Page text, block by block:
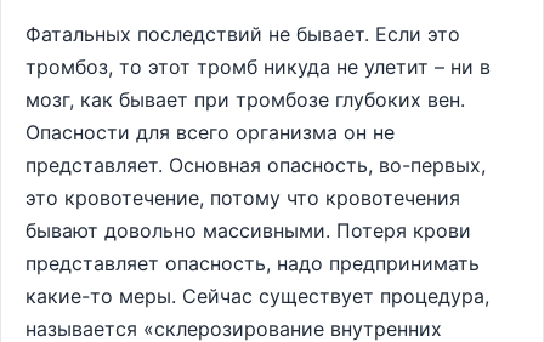
Фатальных последствий не бывает. Если это
тромбоз, то этот тромб никуда не улетит – ни в
мозг, как бывает при тромбозе глубоких вен.
Опасности для всего организма он не
представляет. Основная опасность, во-первых,
это кровотечение, потому что кровотечения
бывают довольно массивными. Потеря крови
представляет опасность, надо предпринимать
какие-то меры. Сейчас существует процедура,
называется «склерозирование внутренних